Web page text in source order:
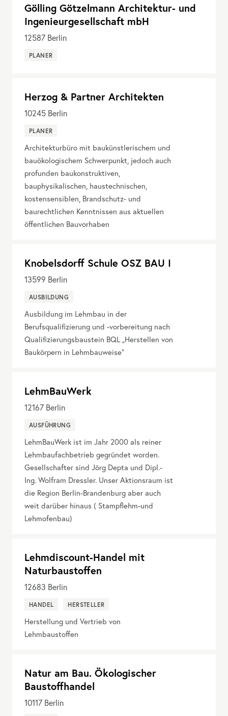
Gölling Götzelmann Architektur- und
Ingenieurgesellschaft mbH
12587 Berlin
PLANER
Herzog & Partner Architekten
10245 Berlin
PLANER
Architekturbüro mit baukünstlerischem und
bauökologischem Schwerpunkt, jedoch auch
profunden baukonstruktiven,
bauphysikalischen, haustechnischen,
kostensensiblen, Brandschutz- und
baurechtlichen Kenntnissen aus aktuellen
öffentlichen Bauvorhaben
Knobelsdorff Schule OSZ BAU I
13599 Berlin
AUSBILDUNG
Ausbildung im Lehmbau in der
Berufsqualifizierung und -vorbereitung nach
Qualifizierungsbaustein BQL „Herstellen von
Baukörpern in Lehmbauweise“
LehmBauWerk
12167 Berlin
AUSFÜHRUNG
LehmBauWerk ist im Jahr 2000 als reiner
Lehmbaufachbetrieb gegründet worden.
Gesellschafter sind Jörg Depta und Dipl.-
Ing. Wolfram Dressler. Unser Aktionsraum ist
die Region Berlin-Brandenburg aber auch
weit darüber hinaus ( Stampflehm-und
Lehmofenbau)
Lehmdiscount-Handel mit
Naturbaustoffen
12683 Berlin
HANDEL HERSTELLER
Herstellung und Vertrieb von
Lehmbaustoffen
Natur am Bau. Ökologischer
Baustoffhandel
10117 Berlin